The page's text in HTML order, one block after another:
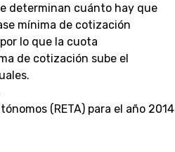
determinan cuánto hay que
mínima de cotización
lo que la cuota
de cotización sube el
(RETA) para el año 2014